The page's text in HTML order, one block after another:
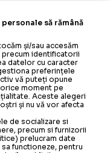
să rămână
și/sau accesăm
identificatorii
datelor cu caracter
preferințele
vă puteți opune
moment pe
Aceste alegeri
și nu vă vor afecta
de socializare si
precum si furnizorii
prelucram date
functioneze, pentru